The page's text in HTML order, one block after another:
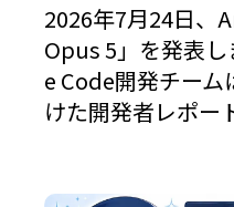
2026年7月24日
Opus 5」を発表
e Code開発チー
けた開発者レポー